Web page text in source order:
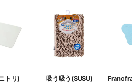
トリ)
吸う吸う(SUSU)